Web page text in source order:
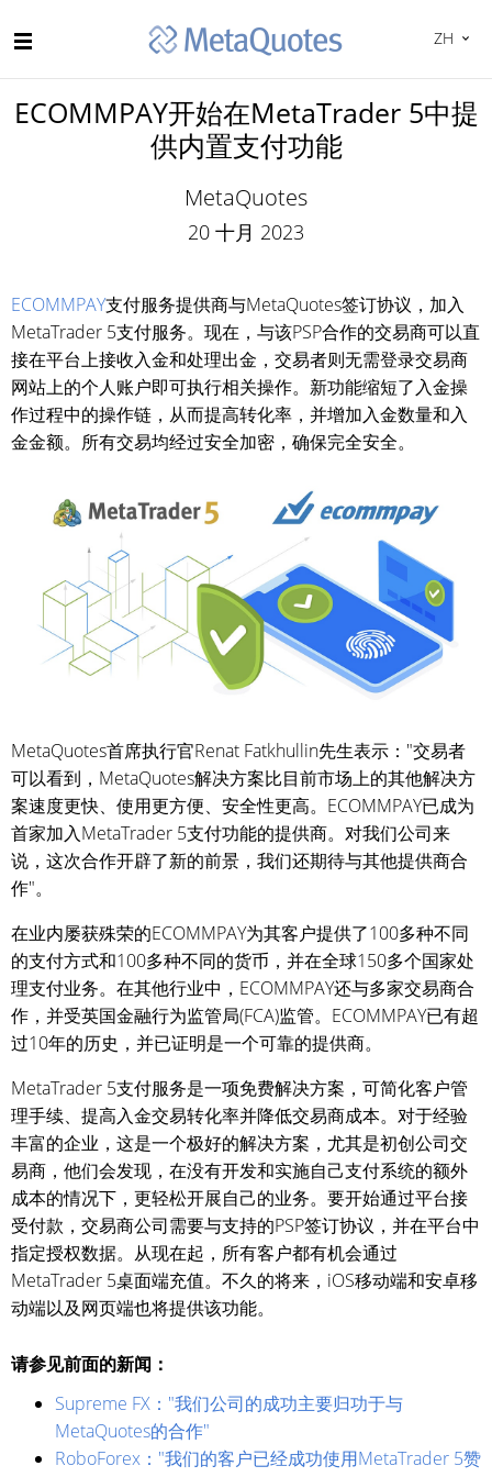
ZH
ECOMMPAY开始在MetaTrader 5中提
供内置支付功能
MetaQuotes
20 十月 2023
ECOMMPAY支付服务提供商与MetaQuotes签订协议，加入
MetaTrader 5支付服务。现在，与该PSP合作的交易商可以直
接在平台上接收入金和处理出金，交易者则无需登录交易商
网站上的个人账户即可执行相关操作。新功能缩短了入金操
作过程中的操作链，从而提高转化率，并增加入金数量和入
金金额。所有交易均经过安全加密，确保完全安全。
MetaQuotes首席执行官Renat Fatkhullin先生表示："交易者
可以看到，MetaQuotes解决方案比目前市场上的其他解决方
案速度更快、使用更方便、安全性更高。ECOMMPAY已成为
首家加入MetaTrader 5支付功能的提供商。对我们公司来
说，这次合作开辟了新的前景，我们还期待与其他提供商合
作"。
在业内屡获殊荣的ECOMMPAY为其客户提供了100多种不同
的支付方式和100多种不同的货币，并在全球150多个国家处
理支付业务。在其他行业中，ECOMMPAY还与多家交易商合
作，并受英国金融行为监管局(FCA)监管。ECOMMPAY已有超
过10年的历史，并已证明是一个可靠的提供商。
MetaTrader 5支付服务是一项免费解决方案，可简化客户管
理手续、提高入金交易转化率并降低交易商成本。对于经验
丰富的企业，这是一个极好的解决方案，尤其是初创公司交
易商，他们会发现，在没有开发和实施自己支付系统的额外
成本的情况下，更轻松开展自己的业务。要开始通过平台接
受付款，交易商公司需要与支持的PSP签订协议，并在平台中
指定授权数据。从现在起，所有客户都有机会通过
MetaTrader 5桌面端充值。不久的将来，iOS移动端和安卓移
动端以及网页端也将提供该功能。
请参见前面的新闻：
Supreme FX："我们公司的成功主要归功于与
MetaQuotes的合作"
RoboForex："我们的客户已经成功使用MetaTrader 5赞